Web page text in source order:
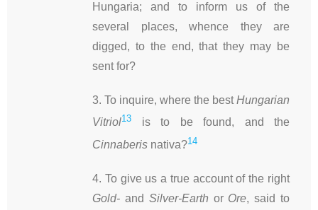
Hungaria; and to inform us of the
several places, whence they are
digged, to the end, that they may be
sent for?
3. To inquire, where the bestHungarian
Vitriol13 is to be found, and the
Cinnaberis nativa?14
4. To give us a true account of the right
Gold- and Silver-Earth or Ore, said to